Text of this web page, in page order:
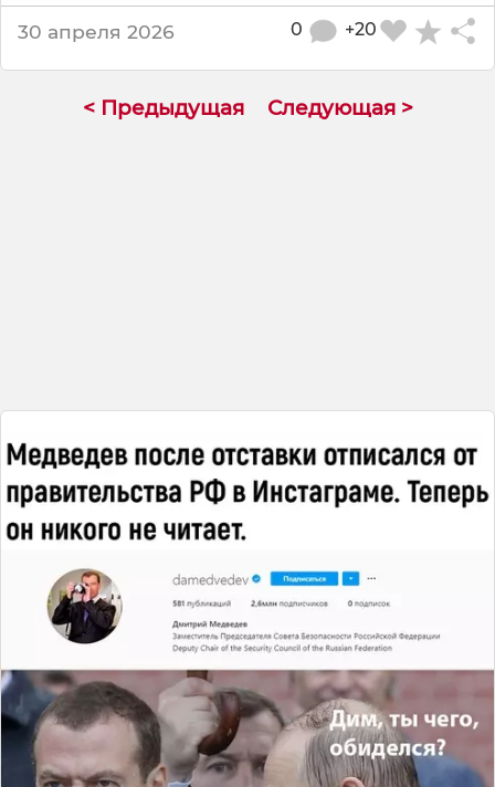
понимаешь за что. Эти коты просто гении
манипуляции, я прямо вижу этот взгляд! 😂
Обидеться на ровном месте — это база. А у
претензии, вообще не понимая, в чем
30 апреля 2026 +20
0
< Предыдущая Следующая >